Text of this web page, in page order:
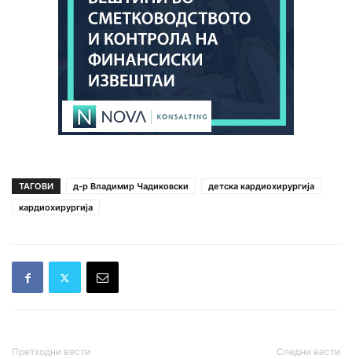
ТАГОВИ д-р Владимир Чадиковски
детска кардиохирургија
кардиохирургија
Претходни вести Следни вести